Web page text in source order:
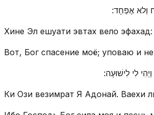
וְלא אֶפְחָד:
Хине Эл ешуати эвтах вело эфахад:
Вот, Бог спасение моё; уповаю и
לִי לִישׁוּעָה:
Ки Ози везимрат Я Адонай. Ваехи